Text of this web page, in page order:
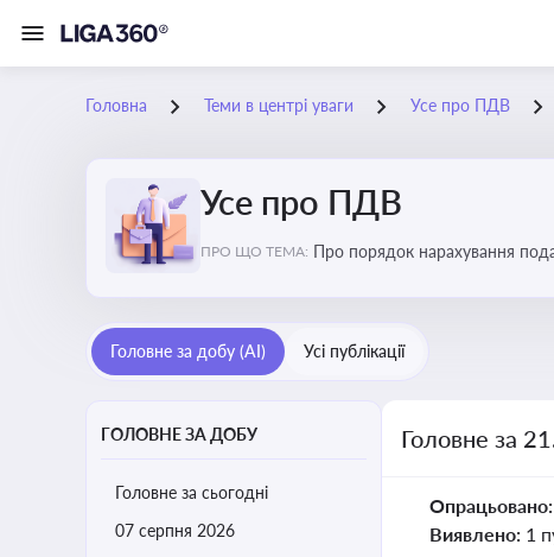
Головна Теми в центрі уваги Усе про ПДВ
Усе про ПДВ
ПРО ЩО ТЕМА: Про порядок нарахування
Головне за добу (AI) Усі публікації
ГОЛОВНЕ ЗА ДОБУ
Головне за сьогодні
07 серпня 2026
Головне за
Опрацьовано:
Виявлено: 1